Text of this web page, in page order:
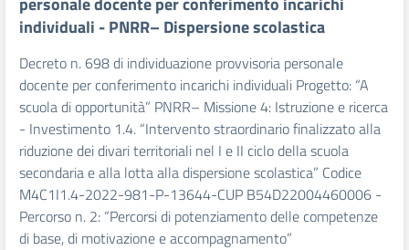
individuali - PNRR– Dispersione scolastica
Decreto n. 698 di individuazione provvisoria personale
docente per conferimento incarichi individuali Progetto: “A
scuola di opportunità” PNRR– Missione 4: Istruzione e ricerca
- Investimento 1.4. “Intervento straordinario finalizzato alla
riduzione dei divari territoriali nel I e II ciclo della scuola
secondaria e alla lotta alla dispersione scolastica” Codice
M4C1I1.4-2022-981-P-13644-CUP B54D22004460006 -
Percorso n. 2: “Percorsi di potenziamento delle competenze
di base, di motivazione e accompagnamento”